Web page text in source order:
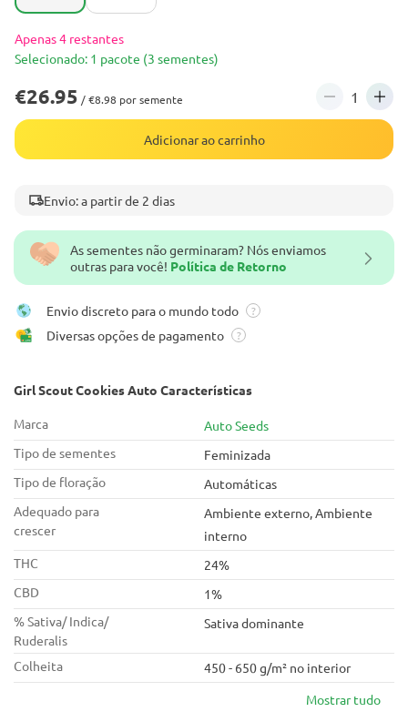
As sementes não germinaram? Nós enviamos
outras para você! Política de Retorno
Envio discreto para o mundo todo ?
Diversas opções de pagamento ?
Girl Scout Cookies Auto Características
Marca
Auto Seeds
Tipo de sementes
Feminizada
Tipo de floração
Automáticas
Adequado para
crescer
Ambiente externo, Ambiente
interno
THC
24%
CBD
1%
% Sativa/ Indica/
Ruderalis
Sativa dominante
Colheita
450 - 650 g/m² no interior
Mostrar tudo
Apenas 4 restantes
Selecionado: 1 pacote (3 sementes)
€26.95 / €8.98 por semente
Adicionar ao carrinho
Envio: a partir de 2 dias